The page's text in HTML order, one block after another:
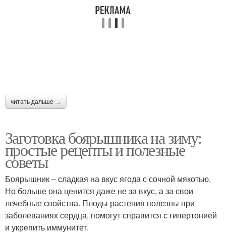
читать дальше →
Заготовка боярышника на зиму:
простые рецепты и полезные
советы
Боярышник – сладкая на вкус ягода с сочной мякотью.
Но больше она ценится даже не за вкус, а за свои
лечебные свойства. Плоды растения полезны при
заболеваниях сердца, помогут справится с гипертонией
и укрепить иммунитет.